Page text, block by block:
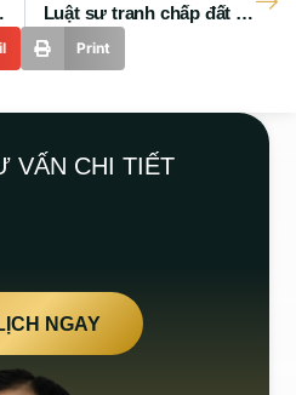
2026 Luật sư tranh chấp đất đai uy tín TP HCM: Định hướng đúng ngay từ đầu
Print
VẤN CHI TIẾT
NGAY